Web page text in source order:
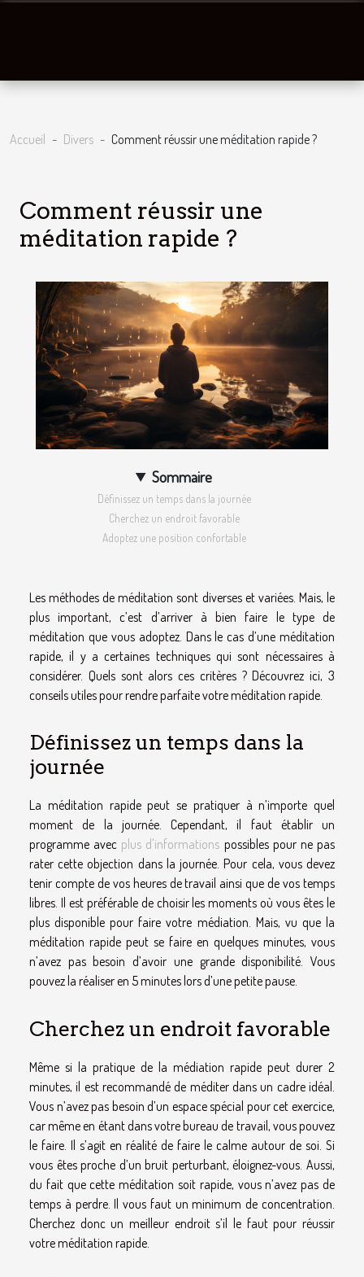
Accueil Divers Comment réussir une méditation rapide ?
Comment réussir une
méditation rapide ?
Sommaire
Définissez un temps dans la journée
Cherchez un endroit favorable
Adoptez une position confortable
Les méthodes de méditation sont diverses et variées. Mais, le
plus important, c’est d’arriver à bien faire le type de
méditation que vous adoptez. Dans le cas d’une méditation
rapide, il y a certaines techniques qui sont nécessaires à
considérer. Quels sont alors ces critères ? Découvrez ici, 3
conseils utiles pour rendre parfaite votre méditation rapide.
Définissez un temps dans la
journée
La méditation rapide peut se pratiquer à n’importe quel
moment de la journée. Cependant, il faut établir un
programme avec plus d'informations possibles pour ne pas
rater cette objection dans la journée. Pour cela, vous devez
tenir compte de vos heures de travail ainsi que de vos temps
libres. Il est préférable de choisir les moments où vous êtes le
plus disponible pour faire votre médiation. Mais, vu que la
méditation rapide peut se faire en quelques minutes, vous
n’avez pas besoin d’avoir une grande disponibilité. Vous
pouvez la réaliser en 5 minutes lors d’une petite pause.
Cherchez un endroit favorable
Même si la pratique de la médiation rapide peut durer 2
minutes, il est recommandé de méditer dans un cadre idéal.
Vous n’avez pas besoin d’un espace spécial pour cet exercice,
car même en étant dans votre bureau de travail, vous pouvez
le faire. Il s’agit en réalité de faire le calme autour de soi. Si
vous êtes proche d’un bruit perturbant, éloignez-vous. Aussi,
du fait que cette méditation soit rapide, vous n’avez pas de
temps à perdre. Il vous faut un minimum de concentration.
Cherchez donc un meilleur endroit s’il le faut pour réussir
votre méditation rapide.